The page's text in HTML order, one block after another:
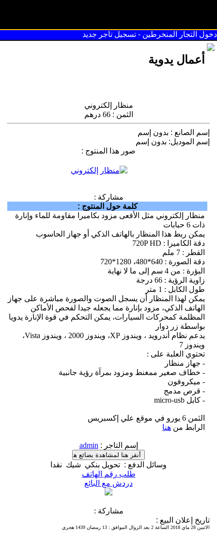
دخول التجار المنخرطين - تسجيل تاجر جديد
أعمال يدوية
منظار إلكتروني
الثمن : 66 درهم
إسم الصانع : بدون إسم
إسم الموديل: بدون إسم
صور هذا المنتوج :
مشاركة :
كلمة حول المنتوج :
منظار إلكتروني مثل الأفعى مزود بكاميرا مقاومة للماء وإنارة
ذات 6 حبابات
يمكن ربط هذا المنظار بالهاتف الذكي أو جهاز الحاسوب
دقة الكاميرا : 720P HD
القطر : 7 ملم
دقة الصورة : 640*480، 1280*720
البؤرة : من 4 سم إلى ما لا نهاية
زاوية الرؤية : 66 درجة
طول الكابل : 1 متر
يمكن لهذا المنظار أن يسجل الصوت والصورة مباشرة على جهاز
الهاتف الذكي، مزود بإنارة مما يجعله جيدا لفحص الأماكن
المظلمة كمحركات السيارات، يمكن التحكم في قوة الإنارة يدويا
بواسطة زر دوار
يدعم نظام أندرويد ، ويندوز XP، ويندوز 2000 ، ويندوز Vista،
ويندوز 7
تحتوي العلبة على :
- جهاز منظار
- خطاف صغير ممغنط ومزود بمرآة رؤية جانبية
- ميكروفون
- قرص مدمج
- كابل micro-usb
الثمن 6 يورو في موقع علي إكسبريس
الرابط من هنا
إسم التاجر :
admin
وسائل الدفع : تحويل بنكي شيك نقدا
طلب رقم الهاتف
دردش مع البائع
مشاركة :
تاريخ إعلان البيع :
الاثنين 28 ماي 2018 الساعة 2 بعد الزوال الموافق :